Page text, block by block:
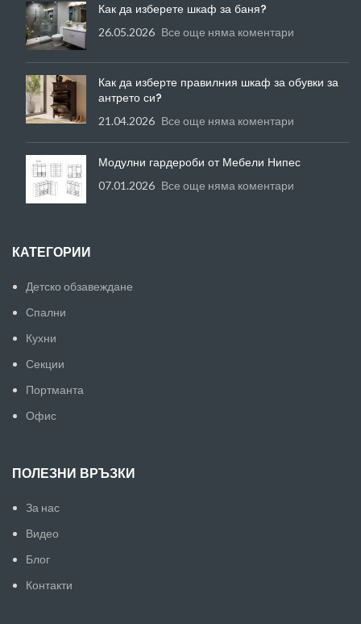
Как да изберете шкаф за баня?
26.05.2026 Все още няма коментари
Как да изберте правилния шкаф за обувки за
антрето си?
21.04.2026 Все още няма коментари
Модулни гардероби от Мебели Нипес
07.01.2026 Все още няма коментари
КАТЕГОРИИ
Детско обзавеждане
Спални
Кухни
Секции
Портманта
Офис
ПОЛЕЗНИ ВРЪЗКИ
За нас
Видео
Блог
Контакти